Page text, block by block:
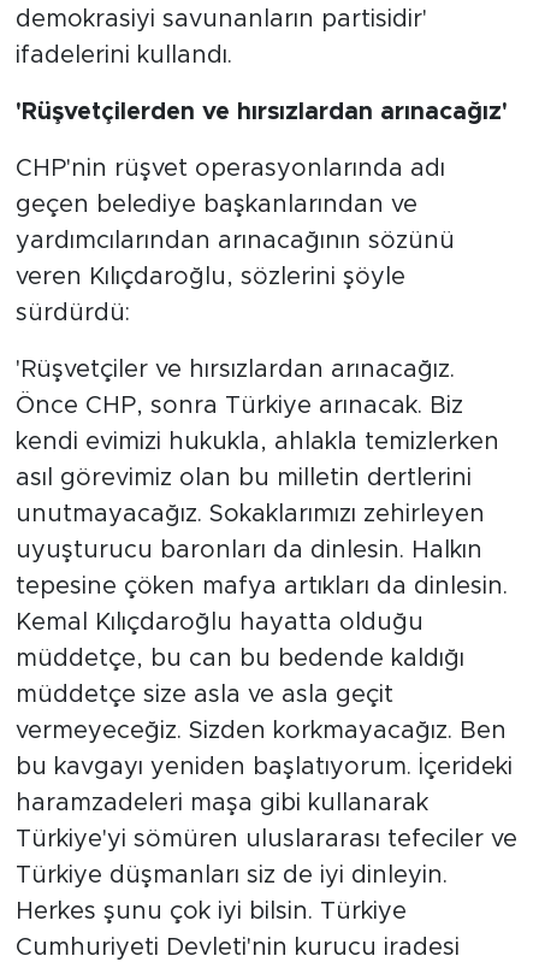
demokrasiyi savunanların partisidir'
ifadelerini kullandı.
'Rüşvetçilerden ve hırsızlardan arınacağız'
CHP'nin rüşvet operasyonlarında adı
geçen belediye başkanlarından ve
yardımcılarından arınacağının sözünü
veren Kılıçdaroğlu, sözlerini şöyle
sürdürdü:
'Rüşvetçiler ve hırsızlardan arınacağız.
Önce CHP, sonra Türkiye arınacak. Biz
kendi evimizi hukukla, ahlakla temizlerken
asıl görevimiz olan bu milletin dertlerini
unutmayacağız. Sokaklarımızı zehirleyen
uyuşturucu baronları da dinlesin. Halkın
tepesine çöken mafya artıkları da dinlesin.
Kemal Kılıçdaroğlu hayatta olduğu
müddetçe, bu can bu bedende kaldığı
müddetçe size asla ve asla geçit
vermeyeceğiz. Sizden korkmayacağız. Ben
bu kavgayı yeniden başlatıyorum. İçerideki
haramzadeleri maşa gibi kullanarak
Türkiye'yi sömüren uluslararası tefeciler ve
Türkiye düşmanları siz de iyi dinleyin.
Herkes şunu çok iyi bilsin. Türkiye
Cumhuriyeti Devleti'nin kurucu iradesi